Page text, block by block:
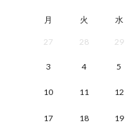
月 火 水
27 28 29
3 4 5
10 11 12
17 18 19